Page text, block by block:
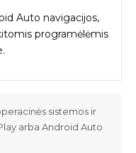
Auto navigacijos,
programėlėmis
sistemos ir
arba Android Auto